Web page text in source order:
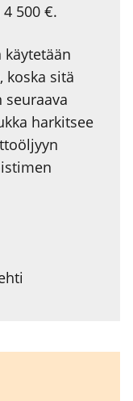
500 €.
sitä
harkitsee